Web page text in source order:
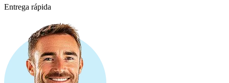
Entrega rápida